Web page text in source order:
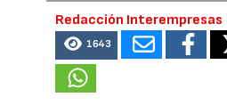
Redacción Interempresas
1643